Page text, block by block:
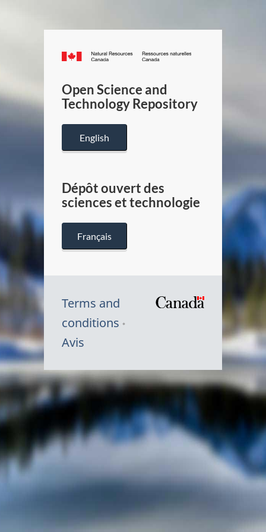
Canada.ca
/
Canada
Open Science and
Technology Repository
English
Dépôt ouvert des
sciences et technologie
Français
Terms and
conditions
Avis
Symbole
du
Canada